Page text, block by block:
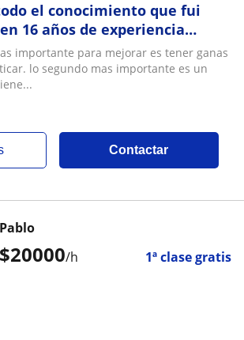
el conocimiento que fui
16 años de experiencia
y dando clases
importante para mejorar es tener ganas
lo segundo mas importante es un
Contactar
$20000/h 1ª clase gratis
Pablo